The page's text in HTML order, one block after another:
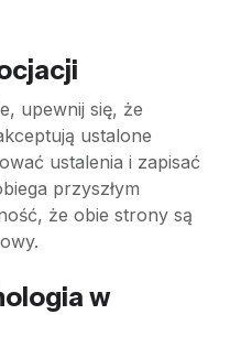
upewnij się, że
ustalone
ustalenia i zapisać
przyszłym
że obie strony są
w